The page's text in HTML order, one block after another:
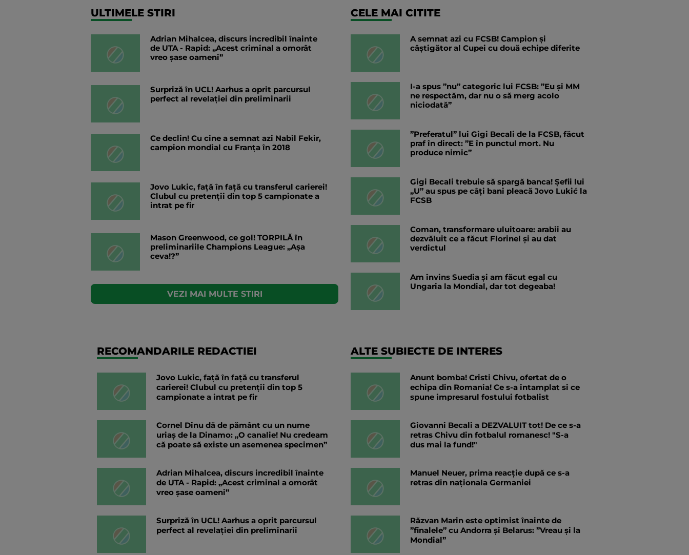
ULTIMELE STIRI
Adrian Mihalcea, discurs incredibil înainte
de UTA - Rapid: „Acest criminal a omorât
vreo șase oameni”
Surpriză în UCL! Aarhus a oprit parcursul
perfect al revelației din preliminarii
Ce declin! Cu cine a semnat azi Nabil Fekir,
campion mondial cu Franța în 2018
Jovo Lukic, față în față cu transferul carierei!
Clubul cu pretenții din top 5 campionate a
intrat pe fir
Mason Greenwood, ce gol! TORPILĂ în
preliminariile Champions League: „Așa
ceva!?”
VEZI MAI MULTE STIRI
CELE MAI CITITE
A semnat azi cu FCSB! Campion și
câștigător al Cupei cu două echipe diferite
I-a spus ”nu” categoric lui FCSB: ”Eu și MM
ne respectăm, dar nu o să merg acolo
niciodată”
”Preferatul” lui Gigi Becali de la FCSB, făcut
praf în direct: ”E în punctul mort. Nu
produce nimic”
Gigi Becali trebuie să spargă banca! Șefii lui
„U” au spus pe câți bani pleacă Jovo Lukić la
FCSB
Coman, transformare uluitoare: arabii au
dezvăluit ce a făcut Florinel și au dat
verdictul
Am învins Suedia și am făcut egal cu
Ungaria la Mondial, dar tot degeaba!
RECOMANDARILE REDACTIEI
Jovo Lukic, față în față cu transferul
carierei! Clubul cu pretenții din top 5
campionate a intrat pe fir
Cornel Dinu dă de pământ cu un nume
uriaș de la Dinamo: „O canalie! Nu credeam
că poate să existe un asemenea specimen”
Adrian Mihalcea, discurs incredibil înainte
de UTA - Rapid: „Acest criminal a omorât
vreo șase oameni”
Surpriză în UCL! Aarhus a oprit parcursul
perfect al revelației din preliminarii
ALTE SUBIECTE DE INTERES
Anunt bomba! Cristi Chivu, ofertat de o
echipa din Romania! Ce s-a intamplat si ce
spune impresarul fostului fotbalist
Giovanni Becali a DEZVALUIT tot! De ce s-a
retras Chivu din fotbalul romanesc! "S-a
dus mai la fund!"
Manuel Neuer, prima reacție după ce s-a
retras din naționala Germaniei
Răzvan Marin este optimist înainte de
”finalele” cu Andorra și Belarus: ”Vreau și la
Mondial”